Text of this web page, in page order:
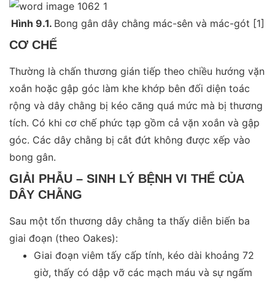
Hình 9.1. Bong gân dây chằng mác-sên và mác-gót [1]
CƠ CHẾ
Thường là chấn thương gián tiếp theo chiều hướng vặn
xoắn hoặc gập góc làm khe khớp bên đối diện toác
rộng và dây chằng bị kéo căng quá mức mà bị thương
tích. Có khi cơ chế phức tạp gồm cả vặn xoắn và gập
góc. Các dây chằng bị cắt đứt không được xếp vào
bong gân.
GIẢI PHẪU – SINH LÝ BỆNH VI THỂ CỦA
DÂY CHẰNG
Sau một tổn thương dây chằng ta thấy diễn biến ba
giai đoạn (theo Oakes):
Giai đoạn viêm tấy cấp tính, kéo dài khoảng 72
giờ, thấy có dập vỡ các mạch máu và sự ngấm